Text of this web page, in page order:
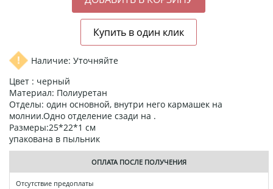
Наличие: Уточняйте
Цвет : черный
Материал: Полиуретан
Отделы: один основной, внутри него кармашек на
молнии.Одно отделение сзади на .
Размеры:25*22*1 см
упакована в пыльник
ОПЛАТА ПОСЛЕ ПОЛУЧЕНИЯ
Отсутствие предоплаты